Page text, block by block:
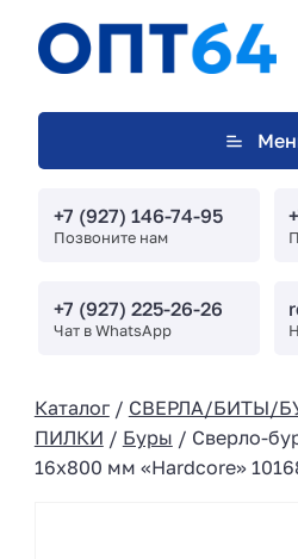
+7 (927) 146-74-95
Позвоните нам
+7 (927) 225-26-26
Чат в WhatsApp
Каталог/ СВЕРЛА/БИТЫ/
ПИЛКИ / Буры / Сверло-
16х800 мм «Hardcore»